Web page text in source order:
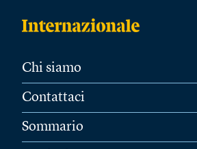
Chi siamo
Contattaci
Sommario